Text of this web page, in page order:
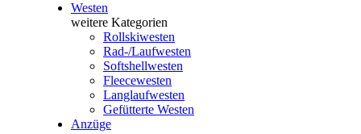
Westen
weitere Kategorien
Rollskiwesten
Rad-/Laufwesten
Softshellwesten
Fleecewesten
Langlaufwesten
Gefütterte Westen
Anzüge